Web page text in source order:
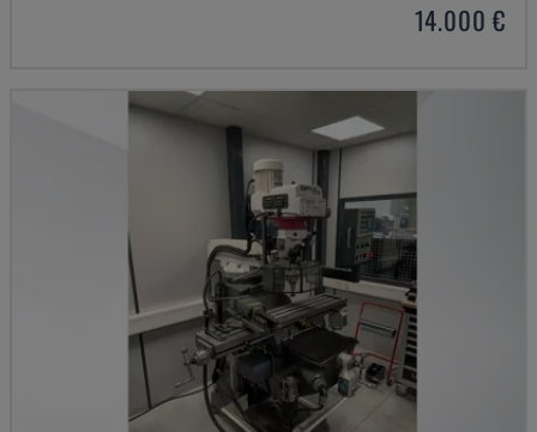
14.000 €